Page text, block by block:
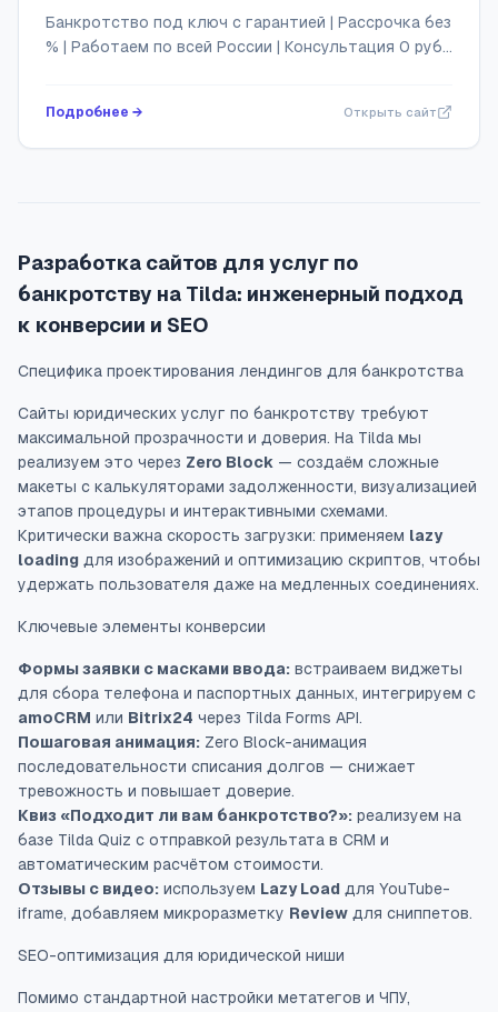
физических лиц по всей России!
Банкротство под ключ с гарантией | Рассрочка без
% | Работаем по всей России | Консультация 0 pуб.
Подробнее → Открыть сайт
Разработка сайтов для услуг по
банкротству на Tilda: инженерный подход
к конверсии и SEO
Специфика проектирования лендингов для банкротства
Сайты юридических услуг по банкротству требуют
максимальной прозрачности и доверия. На Tilda мы
реализуем это через Zero Block — создаём сложные
макеты с калькуляторами задолженности, визуализацией
этапов процедуры и интерактивными схемами.
Критически важна скорость загрузки: применяем lazy
loading для изображений и оптимизацию скриптов, чтобы
удержать пользователя даже на медленных соединениях.
Ключевые элементы конверсии
Формы заявки с масками ввода: встраиваем виджеты
для сбора телефона и паспортных данных, интегрируем с
amoCRM или Bitrix24 через Tilda Forms API.
Пошаговая анимация: Zero Block-анимация
последовательности списания долгов — снижает
тревожность и повышает доверие.
Квиз «Подходит ли вам банкротство?»: реализуем на
базе Tilda Quiz с отправкой результата в CRM и
автоматическим расчётом стоимости.
Отзывы с видео: используем Lazy Load для YouTube-
iframe, добавляем микроразметку Review для сниппетов.
SEO-оптимизация для юридической ниши
Помимо стандартной настройки метатегов и ЧПУ,